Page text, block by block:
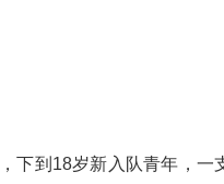
到18岁新入队青年，一